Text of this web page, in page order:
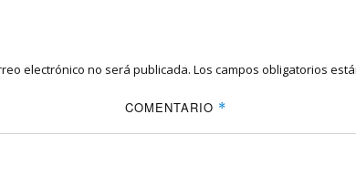
electrónico no será publicada. Los campos obligatorios
COMENTARIO *